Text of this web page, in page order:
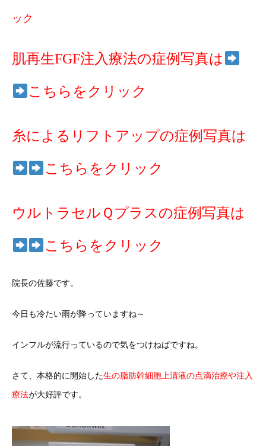
ック
肌再生FGF注入療法の症例写真は
こちらをクリック
糸によるリフトアップの症例写真は
こちらをクリック
ウルトラセルＱプラスの症例写真は
こちらをクリック
院長の佐藤です。
今日も冷たい雨が降っていますね～
インフルが流行っているので気をつけねばですね。
さて、本格的に開始した生の脂肪幹細胞上清液の点滴治療や注入
療法が大好評です。